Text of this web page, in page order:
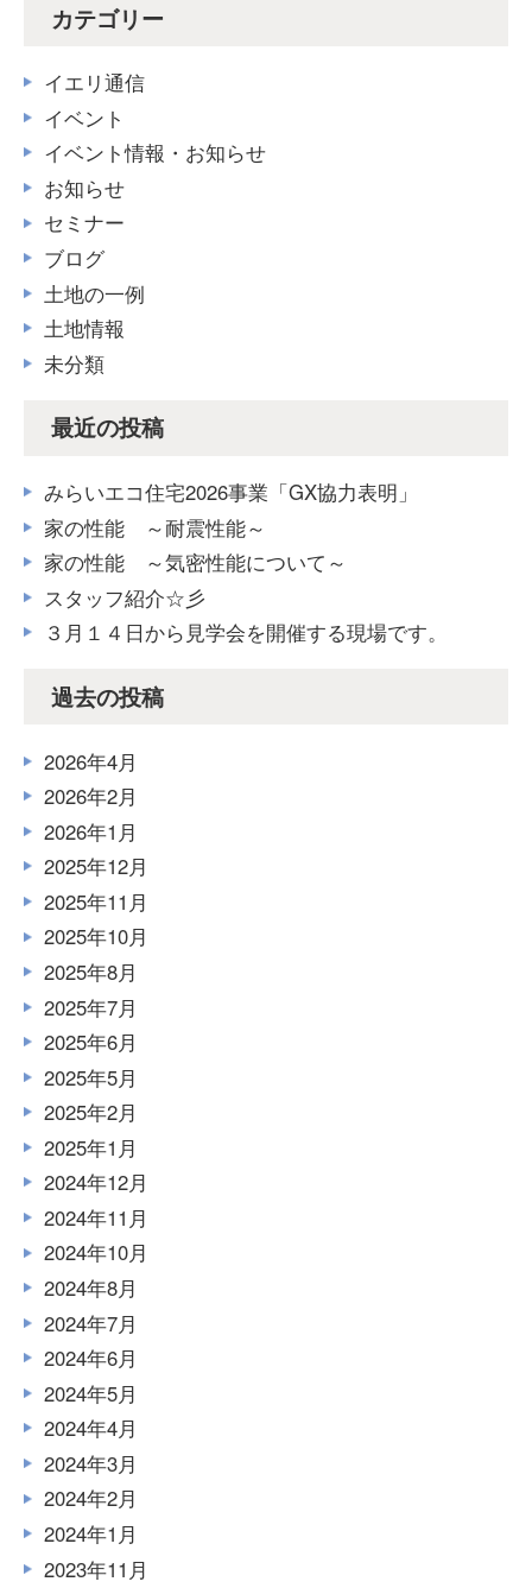
カテゴリー
イエリ通信
イベント
イベント情報・お知らせ
お知らせ
セミナー
ブログ
土地の一例
土地情報
未分類
最近の投稿
みらいエコ住宅2026事業「GX協力表明」
家の性能 ～耐震性能～
家の性能 ～気密性能について～
スタッフ紹介☆彡
３月１４日から見学会を開催する現場です。
過去の投稿
2026年4月
2026年2月
2026年1月
2025年12月
2025年11月
2025年10月
2025年8月
2025年7月
2025年6月
2025年5月
2025年2月
2025年1月
2024年12月
2024年11月
2024年10月
2024年8月
2024年7月
2024年6月
2024年5月
2024年4月
2024年3月
2024年2月
2024年1月
2023年11月